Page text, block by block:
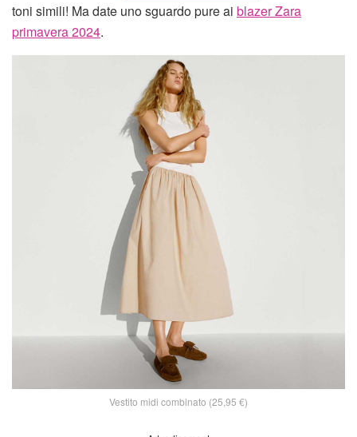
toni simili! Ma date uno sguardo pure ai blazer Zara
primavera 2024.
Vestito midi combinato (25,95 €)